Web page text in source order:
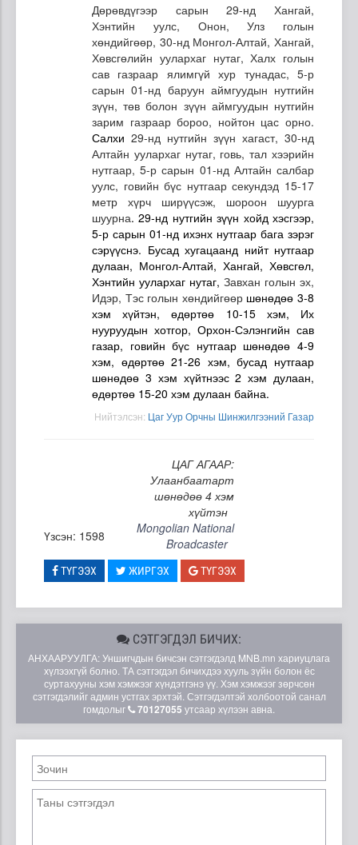
Дөрөвдүгээр сарын 29-нд Хангай,
Хэнтийн уулс, Онон, Улз голын
хөндийгөөр, 30-нд Монгол-Алтай, Хангай,
Хөвсгөлийн уулархаг нутаг, Халх голын
сав газраар ялимгүй хур тунадас, 5-р
сарын 01-нд баруун аймгуудын нутгийн
зүүн, төв болон зүүн аймгуудын нутгийн
зарим газраар бороо, нойтон цас орно.
Салхи 29-нд нутгийн зүүн хагаст, 30-нд
Алтайн уулархаг нутаг, говь, тал хээрийн
нутгаар, 5-р сарын 01-нд Алтайн салбар
уулс, говийн бүс нутгаар секундэд 15-17
метр хүрч ширүүсэж, шороон шуурга
шуурна. 29-нд нутгийн зүүн хойд хэсгээр,
5-р сарын 01-нд ихэнх нутгаар бага зэрэг
сэрүүснэ. Бусад хугацаанд нийт нутгаар
дулаан, Монгол-Алтай, Хангай, Хөвсгөл,
Хэнтийн уулархаг нутаг, Завхан голын эх,
Идэр, Тэс голын хөндийгөөршөнөдөө 3-8
хэм хүйтэн, өдөртөө 10-15 хэм, Их
нууруудын хотгор, Орхон-Сэлэнгийн сав
газар, говийн бүс нутгаар шөнөдөө 4-9
хэм, өдөртөө 21-26 хэм, бусад нутгаар
шөнөдөө 3 хэм хүйтнээс 2 хэм дулаан,
өдөртөө 15-20 хэм дулаан байна.
Нийтэлсэн: Цаг Уур Орчны Шинжилгээний Газар
ЦАГ АГААР:
Улаанбаатарт
шөнөдөө 4 хэм
хүйтэн
Үзсэн: 1598
Mongolian National
Broadcaster
ТҮГЭЭХ ЖИРГЭХ ТҮГЭЭХ
СЭТГЭГДЭЛ БИЧИХ:
АНХААРУУЛГА: Уншигчдын бичсэн сэтгэгдэлд MNB.mn хариуцлага
хүлээхгүй болно. ТА сэтгэгдэл бичихдээ хууль зүйн болон ёс
суртахууны хэм хэмжээг хүндэтгэнэ үү. Хэм хэмжээг зөрчсөн
сэтгэгдэлийг админ устгах эрхтэй. Сэтгэгдэлтэй холбоотой санал
гомдолыг
70127055 утсаар хүлээн авна.